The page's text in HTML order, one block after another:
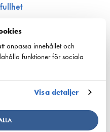
anpassa innehållet och
funktioner för sociala
Visa detaljer
klimat
kompetens
i Företagsbyn